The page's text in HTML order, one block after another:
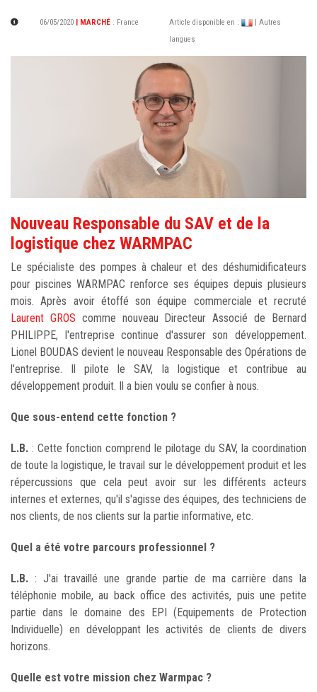
06/05/2020 | MARCHÉ : France Article disponible en :
| Autres
langues
Nouveau Responsable du SAV et de la
logistique chez WARMPAC
Le spécialiste des pompes à chaleur et des déshumidificateurs
pour piscines WARMPAC renforce ses équipes depuis plusieurs
mois. Après avoir étoffé son équipe commerciale et recruté
Laurent GROS comme nouveau Directeur Associé de Bernard
PHILIPPE, l'entreprise continue d'assurer son développement.
Lionel BOUDAS devient le nouveau Responsable des Opérations de
l'entreprise. Il pilote le SAV, la logistique et contribue au
développement produit. Il a bien voulu se confier à nous.
Que sous-entend cette fonction ?
L.B. : Cette fonction comprend le pilotage du SAV, la coordination
de toute la logistique, le travail sur le développement produit et les
répercussions que cela peut avoir sur les différents acteurs
internes et externes, qu'il s'agisse des équipes, des techniciens de
nos clients, de nos clients sur la partie informative, etc.
Quel a été votre parcours professionnel ?
L.B. : J'ai travaillé une grande partie de ma carrière dans la
téléphonie mobile, au back office des activités, puis une petite
partie dans le domaine des EPI (Equipements de Protection
Individuelle) en développant les activités de clients de divers
horizons.
Quelle est votre mission chez Warmpac ?